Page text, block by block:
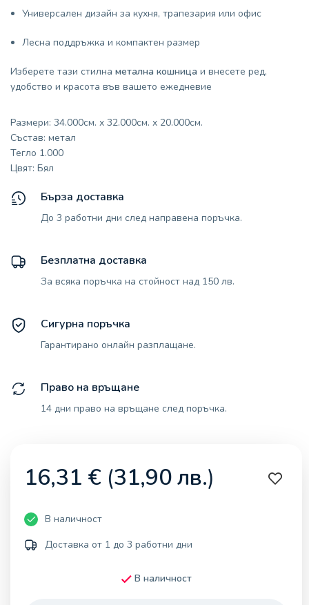
Универсален дизайн за кухня, трапезария или офис
Лесна поддръжка и компактен размер
Изберете тази стилна метална кошница и внесете ред,
удобство и красота във вашето ежедневие
Размери: 34.000см. x 32.000см. x 20.000см.
Състав: метал
Тегло 1.000
Цвят: Бял
Бърза доставка
До 3 работни дни след направена поръчка.
Безплатна доставка
За всяка поръчка на стойност над 150 лв.
Сигурна поръчка
Гарантирано онлайн разплащане.
Право на връщане
14 дни право на връщане след поръчка.
16,31 € (31,90лв.)
В наличност
Доставка от 1 до 3 работни дни
В наличност